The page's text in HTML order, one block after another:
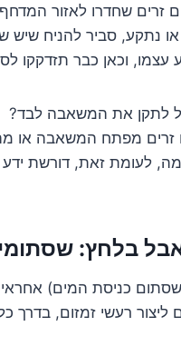
זרים שחדרו לאזור
נתקע, סביר להניח
עצמו, וכאן כבר תזדקקו
לתקן את המשאבה לבד?
זרים מפתח המשאבה או
לעומת זאת, דורשת ידע
כניסת המים)
ליצור רעשי זמזום, בדרך